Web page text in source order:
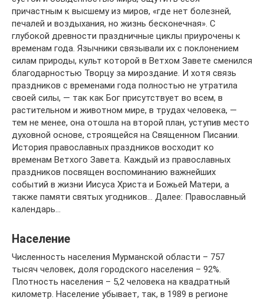
причастным к высшему из миров, «где нет болезней,
печалей и воздыхания, но жизнь бесконечная». С
глубокой древности праздничные циклы приурочены к
временам года. Язычники связывали их с поклонением
силам природы, культ которой в Ветхом Завете сменился
благодарностью Творцу за мироздание. И хотя связь
праздников с временами года полностью не утратила
своей силы, — так как Бог присутствует во всем, в
растительном и животном мире, в трудах человека, —
тем не менее, она отошла на второй план, уступив место
духовной основе, строящейся на Священном Писании.
История православных праздников восходит ко
временам Ветхого Завета. Каждый из православных
праздников посвящен воспоминанию важнейших
событий в жизни Иисуса Христа и Божьей Матери, а
также памяти святых угодников… Далее: Православный
календарь…
Население
Численность населения Мурманской области – 757
тысяч человек, доля городского населения – 92%.
Плотность населения – 5,2 человека на квадратный
километр. Население убывает, так, в 1989 в регионе